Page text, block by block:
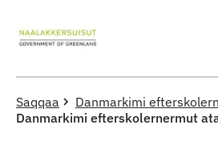
Saqqaa
Danmarkimi
Danmarkimi efterskolernermut